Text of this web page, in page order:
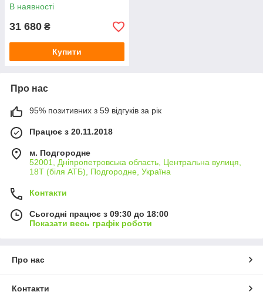
В наявності
31 680 ₴
Купити
Про нас
95% позитивних з 59 відгуків за рік
Працює з 20.11.2018
м. Подгородне
52001, Дніпропетровська область, Центральна вулиця,
18Т (біля АТБ), Подгородне, Україна
Контакти
Сьогодні працює з 09:30 до 18:00
Показати весь графік роботи
Про нас
Контакти